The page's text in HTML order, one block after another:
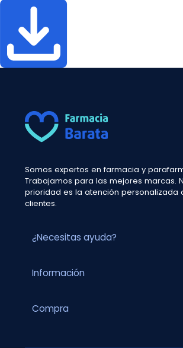
Somos expertos en farmacia y
Trabajamos para las mejores marcas.
prioridad es la atención personalizada
clientes.
¿Necesitas ayuda?
Información
Compra